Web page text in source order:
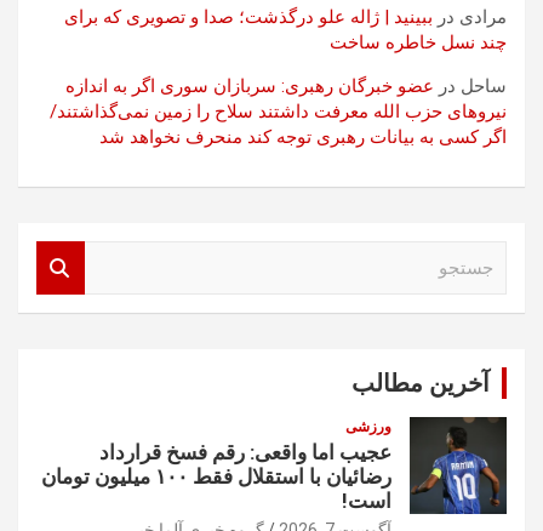
مرادی در ببینید | ژاله علو درگذشت؛ صدا و تصویری که برای
چند نسل خاطره ساخت
ساحل در عضو خبرگان رهبری: سربازان سوری اگر به اندازه
نیروهای حزب الله معرفت داشتند سلاح را زمین نمی‌گذاشتند/
اگر کسی به بیانات رهبری توجه کند منحرف نخواهد شد
آخرین مطالب
ورزشی
عجیب اما واقعی: رقم فسخ قرارداد
رضائیان با استقلال فقط ۱۰۰ میلیون تومان
است!